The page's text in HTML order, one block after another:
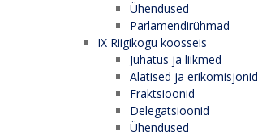
Ühendused
Parlamendirühmad
IX Riigikogu koosseis
Juhatus ja liikmed
Alatised ja erikomisjonid
Fraktsioonid
Delegatsioonid
Ühendused